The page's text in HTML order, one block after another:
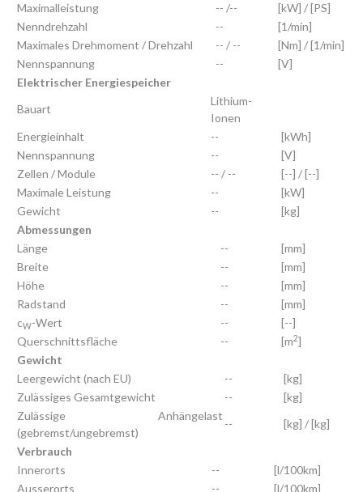
Maximalleistung
-- /--
[kW] / [PS]
Nenndrehzahl
--
[1/min]
Maximales Drehmoment / Drehzahl
-- / --
[Nm] / [1/min]
Nennspannung
--
[V]
Elektrischer Energiespeicher
Bauart
Lithium-
Ionen
Energieinhalt
--
[kWh]
Nennspannung
--
[V]
Zellen / Module
-- / --
[--] / [--]
Maximale Leistung
--
[kW]
Gewicht
--
[kg]
Abmessungen
Länge
--
[mm]
Breite
--
[mm]
Höhe
--
[mm]
Radstand
--
[mm]
cW-Wert --
[--]
Querschnittsfläche
-- [m2]
Gewicht
Leergewicht (nach EU)
--
[kg]
Zulässiges Gesamtgewicht
--
[kg]
Zulässige Anhängelast
(gebremst/ungebremst)
--
[kg] / [kg]
Verbrauch
Innerorts
--
[l/100km]
Ausserorts
-- [l/100km]